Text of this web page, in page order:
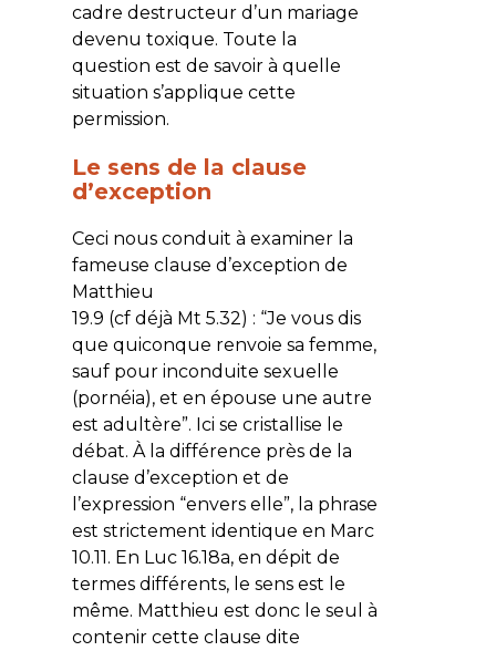
cadre destructeur d’un mariage
devenu toxique. Toute la
question est de savoir à quelle
situation s’applique cette
permission.
Le sens de la clause
d’exception
Ceci nous conduit à examiner la
fameuse clause d’exception de
Matthieu
19.9 (cf déjà Mt 5.32) : “Je vous dis
que quiconque renvoie sa femme,
sauf pour inconduite sexuelle
(pornéia), et en épouse une autre
est adultère”. Ici se cristallise le
débat. À la différence près de la
clause d’exception et de
l’expression “envers elle”, la phrase
est strictement identique en Marc
10.11. En Luc 16.18a, en dépit de
termes différents, le sens est le
même. Matthieu est donc le seul à
contenir cette clause dite